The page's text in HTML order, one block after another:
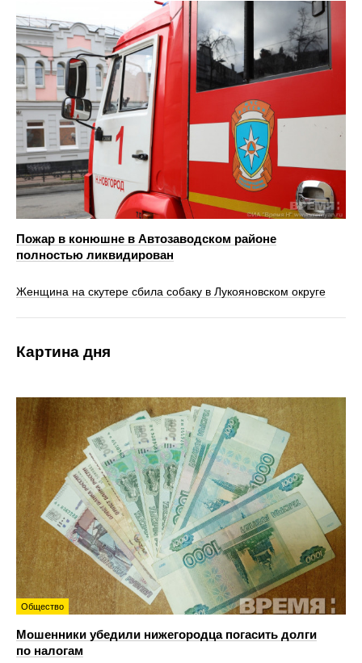
Пожар в конюшне в Автозаводском районе
полностью ликвидирован
Женщина на скутере сбила собаку в Лукояновском округе
Картина дня
Общество
Мошенники убедили нижегородца погасить долги
по налогам